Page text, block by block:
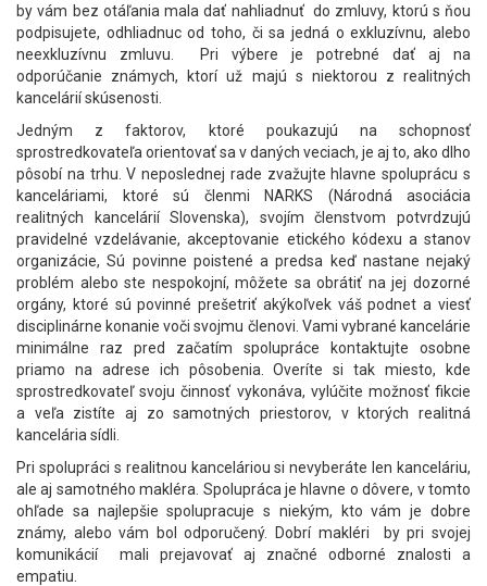
by vám bez otáľania mala dať nahliadnuť do zmluvy, ktorú s ňou
podpisujete, odhliadnuc od toho, či sa jedná o exkluzívnu, alebo
neexkluzívnu zmluvu. Pri výbere je potrebné dať aj na
odporúčanie známych, ktorí už majú s niektorou z realitných
kancelárií skúsenosti.
Jedným z faktorov, ktoré poukazujú na schopnosť
sprostredkovateľa orientovať sa v daných veciach, je aj to, ako dlho
pôsobí na trhu. V neposlednej rade zvažujte hlavne spoluprácu s
kanceláriami, ktoré sú členmi NARKS (Národná asociácia
realitných kancelárií Slovenska), svojím členstvom potvrdzujú
pravidelné vzdelávanie, akceptovanie etického kódexu a stanov
organizácie, Sú povinne poistené a predsa keď nastane nejaký
problém alebo ste nespokojní, môžete sa obrátiť na jej dozorné
orgány, ktoré sú povinné prešetriť akýkoľvek váš podnet a viesť
disciplinárne konanie voči svojmu členovi. Vami vybrané kancelárie
minimálne raz pred začatím spolupráce kontaktujte osobne
priamo na adrese ich pôsobenia. Overíte si tak miesto, kde
sprostredkovateľ svoju činnosť vykonáva, vylúčite možnosť fikcie
a veľa zistíte aj zo samotných priestorov, v ktorých realitná
kancelária sídli.
Pri spolupráci s realitnou kanceláriou si nevyberáte len kanceláriu,
ale aj samotného makléra. Spolupráca je hlavne o dôvere, v tomto
ohľade sa najlepšie spolupracuje s niekým, kto vám je dobre
známy, alebo vám bol odporučený. Dobrí makléri by pri svojej
komunikácií mali prejavovať aj značné odborné znalosti a
empatiu.